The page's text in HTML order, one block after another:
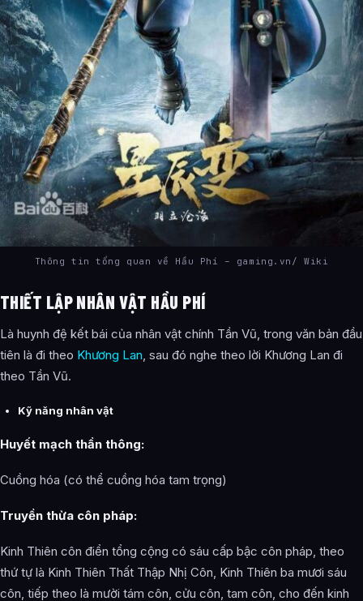
Thông tin tổng quan về Hầu Phí – gaming.vn/ Wiki
THIẾT LẬP NHÂN VẬT HẦU PHÍ
Là huynh đệ kết bái của nhân vật chính Tần Vũ, trong văn bản đầu
tiên là đi theo Khương Lan, sau đó nghe theo lời Khương Lan đi
theo Tần Vũ.
Kỹ năng nhân vật
Huyết mạch thần thông:
Cuồng hóa (có thể cuồng hóa tam trọng)
Truyền thừa côn pháp:
Kinh Thiên côn điển tổng cộng có sáu cấp bậc côn pháp, theo
thứ tự là Kinh Thiên Thất Thập Nhị Côn, Kinh Thiên ba mươi sáu
côn, tiếp theo là mười tám côn, cửu côn, tam côn, cho đến kinh